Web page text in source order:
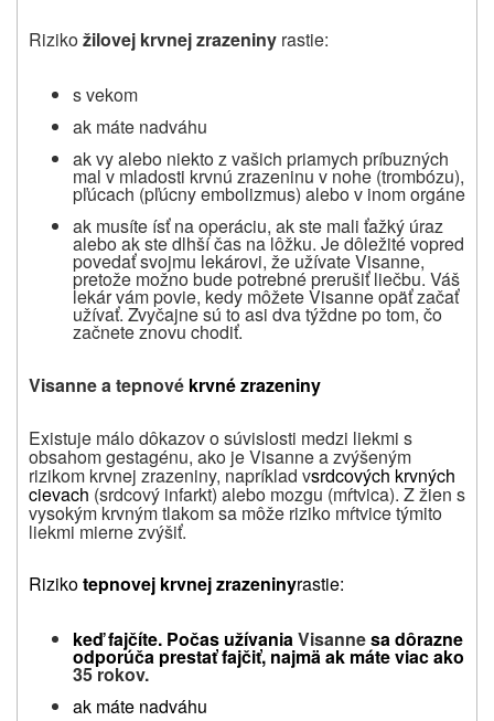
Rizikožilovej krvnej zrazeniny rastie:
s vekom
ak máte nadváhu
ak vy alebo niekto z vašich priamych príbuzných
mal v mladosti krvnú zrazeninu v nohe (trombózu),
pľúcach (pľúcny embolizmus) alebo v inom orgáne
ak musíte ísť na operáciu, ak ste mali ťažký úraz
alebo ak ste dlhší čas na lôžku. Je dôležité vopred
povedať svojmu lekárovi, že užívate Visanne,
pretože možno bude potrebné prerušiť liečbu. Váš
lekár vám povie, kedy môžete Visanne opäť začať
užívať. Zvyčajne sú to asi dva týždne po tom, čo
začnete znovu chodiť.
Visanne a tepnové krvné zrazeniny
Existuje málo dôkazov o súvislosti medzi liekmi s
obsahom gestagénu, ako je Visanne a zvýšeným
rizikom krvnej zrazeniny, napríklad vsrdcových krvných
cievach (srdcový infarkt) alebo mozgu (mŕtvica). Z žien s
vysokým krvným tlakom sa môže riziko mŕtvice týmito
liekmi mierne zvýšiť.
Rizikotepnovej krvnej zrazeninyrastie:
keď fajčíte. Počas užívaniaVisannesa dôrazne
odporúča prestať fajčiť, najmä ak máteviac ako
35 rokov.
ak máte nadváhu